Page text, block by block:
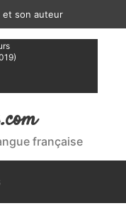
et son auteur
française